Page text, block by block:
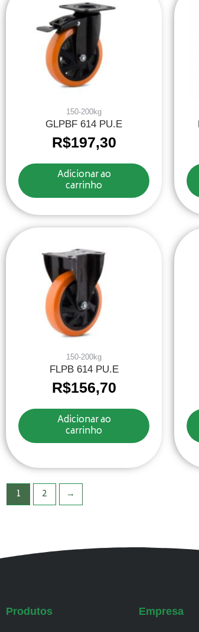
150-200kg
GLPBF 614 PU.E
R$197,30
Adicionar ao
carrinho
150-200kg
FLPB 614 PU.E
R$156,70
Adicionar ao
carrinho
1 2 →
Produtos Empresa